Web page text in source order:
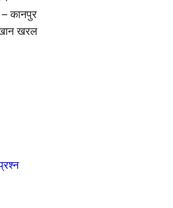
कानपुर
खरल